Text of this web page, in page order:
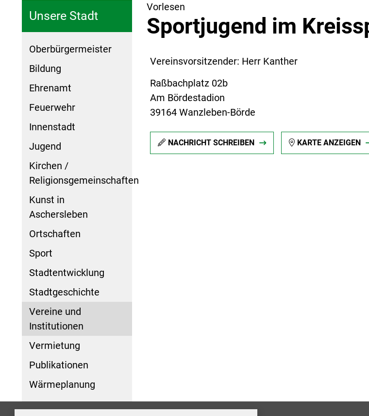
Unsere Stadt
Oberbürgermeister
Bildung
Ehrenamt
Feuerwehr
Innenstadt
Jugend
Kirchen /
Religionsgemeinschaften
Kunst in
Aschersleben
Ortschaften
Sport
Stadtentwicklung
Stadtgeschichte
Vereine und
Institutionen
Vermietung
Publikationen
Wärmeplanung
Vorlesen
Sportjugend im
Vereinsvorsitzender: Herr Kanther
Raßbachplatz 02b
Am Bördestadion
39164 Wanzleben-Börde
NACHRICHT SCHREIBEN KARTE ANZEIGEN